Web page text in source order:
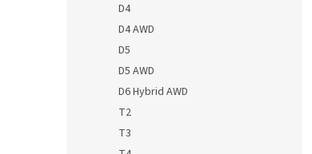
D4
D4 AWD
D5
D5 AWD
D6 Hybrid AWD
T2
T3